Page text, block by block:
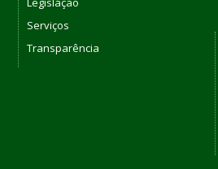
Serviços
Transparência